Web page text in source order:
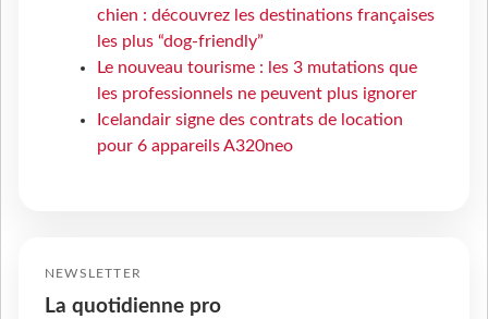
chien : découvrez les destinations françaises
les plus “dog-friendly”
Le nouveau tourisme : les 3 mutations que
les professionnels ne peuvent plus ignorer
Icelandair signe des contrats de location
pour 6 appareils A320neo
NEWSLETTER
La quotidienne pro